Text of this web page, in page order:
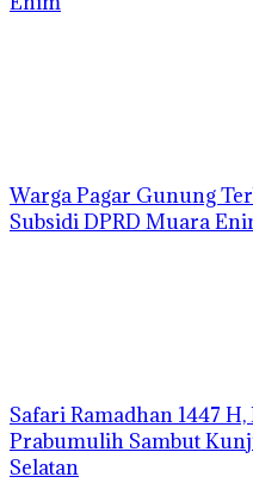
Warga Pagar Gunung
Subsidi DPRD Muara
Safari Ramadhan 1447
Prabumulih Sambut
Selatan